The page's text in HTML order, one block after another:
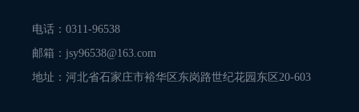
电话：0311-96538
邮箱：jsy96538@163.com
地址：河北省石家庄市裕华区东岗路世纪花园东区20-603